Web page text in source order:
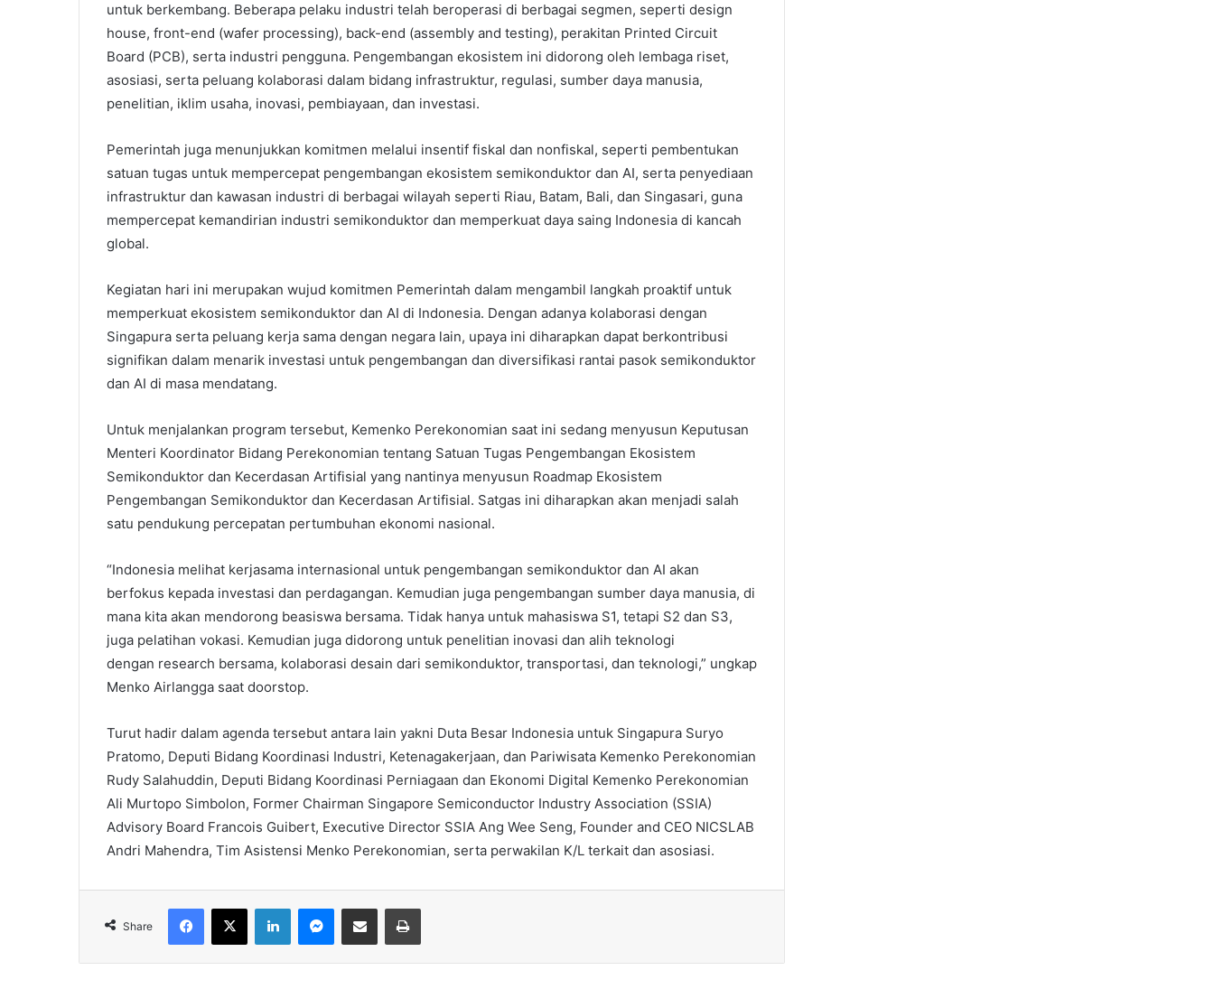
untuk berkembang. Beberapa pelaku industri telah beroperasi di berbagai segmen, seperti design
house, front-end (wafer processing), back-end (assembly and testing), perakitan Printed Circuit
Board (PCB), serta industri pengguna. Pengembangan ekosistem ini didorong oleh lembaga riset,
asosiasi, serta peluang kolaborasi dalam bidang infrastruktur, regulasi, sumber daya manusia,
penelitian, iklim usaha, inovasi, pembiayaan, dan investasi.
Pemerintah juga menunjukkan komitmen melalui insentif fiskal dan nonfiskal, seperti pembentukan
satuan tugas untuk mempercepat pengembangan ekosistem semikonduktor dan AI, serta penyediaan
infrastruktur dan kawasan industri di berbagai wilayah seperti Riau, Batam, Bali, dan Singasari, guna
mempercepat kemandirian industri semikonduktor dan memperkuat daya saing Indonesia di kancah
global.
Kegiatan hari ini merupakan wujud komitmen Pemerintah dalam mengambil langkah proaktif untuk
memperkuat ekosistem semikonduktor dan AI di Indonesia. Dengan adanya kolaborasi dengan
Singapura serta peluang kerja sama dengan negara lain, upaya ini diharapkan dapat berkontribusi
signifikan dalam menarik investasi untuk pengembangan dan diversifikasi rantai pasok semikonduktor
dan AI di masa mendatang.
Untuk menjalankan program tersebut, Kemenko Perekonomian saat ini sedang menyusun Keputusan
Menteri Koordinator Bidang Perekonomian tentang Satuan Tugas Pengembangan Ekosistem
Semikonduktor dan Kecerdasan Artifisial yang nantinya menyusun Roadmap Ekosistem
Pengembangan Semikonduktor dan Kecerdasan Artifisial. Satgas ini diharapkan akan menjadi salah
satu pendukung percepatan pertumbuhan ekonomi nasional.
“Indonesia melihat kerjasama internasional untuk pengembangan semikonduktor dan AI akan
berfokus kepada investasi dan perdagangan. Kemudian juga pengembangan sumber daya manusia, di
mana kita akan mendorong beasiswa bersama. Tidak hanya untuk mahasiswa S1, tetapi S2 dan S3,
juga pelatihan vokasi. Kemudian juga didorong untuk penelitian inovasi dan alih teknologi
dengan research bersama, kolaborasi desain dari semikonduktor, transportasi, dan teknologi,” ungkap
Menko Airlangga saat doorstop.
Turut hadir dalam agenda tersebut antara lain yakni Duta Besar Indonesia untuk Singapura Suryo
Pratomo, Deputi Bidang Koordinasi Industri, Ketenagakerjaan, dan Pariwisata Kemenko Perekonomian
Rudy Salahuddin, Deputi Bidang Koordinasi Perniagaan dan Ekonomi Digital Kemenko Perekonomian
Ali Murtopo Simbolon, Former Chairman Singapore Semiconductor Industry Association (SSIA)
Advisory Board Francois Guibert, Executive Director SSIA Ang Wee Seng, Founder and CEO NICSLAB
Andri Mahendra, Tim Asistensi Menko Perekonomian, serta perwakilan K/L terkait dan asosiasi.
Share